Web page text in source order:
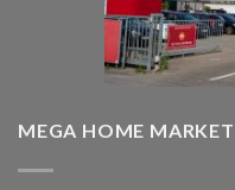
MEGA HOME MARKET